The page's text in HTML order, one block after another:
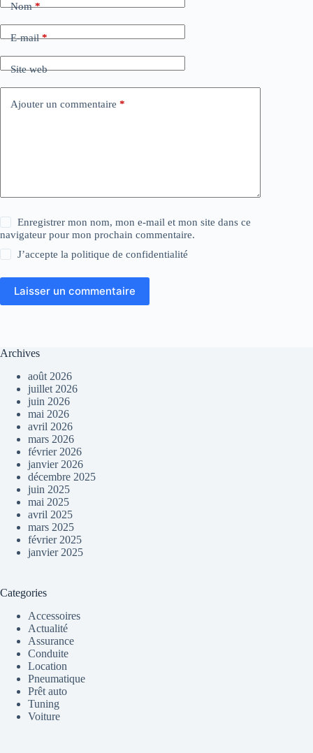
Nom*
E-mail*
Site web
Ajouter un commentaire *
Enregistrer mon nom, mon e-mail et mon site dans ce
navigateur pour mon prochain commentaire.
J’accepte lapolitique de confidentialité
Laisser un commentaire
Archives
août 2026
juillet 2026
juin 2026
mai 2026
avril 2026
mars 2026
février 2026
janvier 2026
décembre 2025
juin 2025
mai 2025
avril 2025
mars 2025
février 2025
janvier 2025
Categories
Accessoires
Actualité
Assurance
Conduite
Location
Pneumatique
Prêt auto
Tuning
Voiture